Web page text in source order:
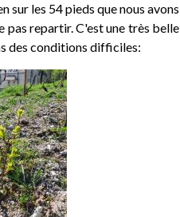
sur les 54 pieds que nous avons
pas repartir. C'est une très belle
des conditions difficiles: